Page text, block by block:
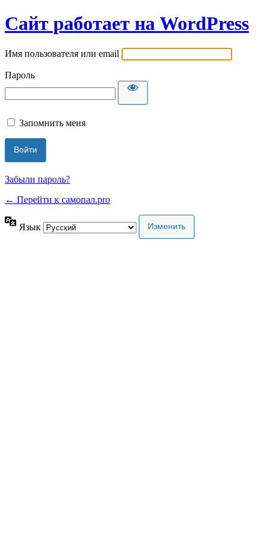
Сайт работает на WordPress
Имя пользователя или email
Пароль
Запомнить меня
Забыли пароль?
← Перейти к самопал.pro
Язык